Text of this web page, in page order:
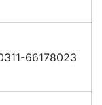
66178023